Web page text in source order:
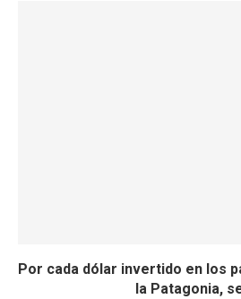
Por cada dólar invertido en los
la Patagonia,